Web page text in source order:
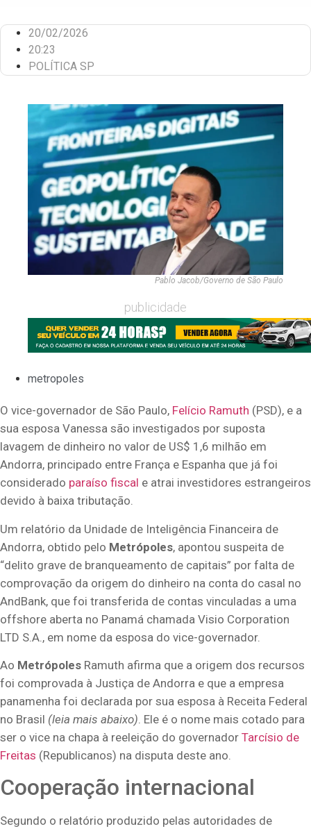
20/02/2026
20:23
POLÍTICA SP
Pablo Jacob/Governo de São Paulo
publicidade
metropoles
O vice-governador de São Paulo, Felício Ramuth (PSD), e a
sua esposa Vanessa são investigados por suposta
lavagem de dinheiro no valor de US$ 1,6 milhão em
Andorra, principado entre França e Espanha que já foi
considerado paraíso fiscal e atrai investidores estrangeiros
devido à baixa tributação.
Um relatório da Unidade de Inteligência Financeira de
Andorra, obtido pelo Metrópoles, apontou suspeita de
“delito grave de branqueamento de capitais” por falta de
comprovação da origem do dinheiro na conta do casal no
AndBank, que foi transferida de contas vinculadas a uma
offshore aberta no Panamá chamada Visio Corporation
LTD S.A. , em nome da esposa do vice-governador.
Ao Metrópoles Ramuth afirma que a origem dos recursos
foi comprovada à Justiça de Andorra e que a empresa
panamenha foi declarada por sua esposa à Receita Federal
no Brasil (leia mais abaixo) . Ele é o nome mais cotado para
ser o vice na chapa à reeleição do governador Tarcísio de
Freitas (Republicanos) na disputa deste ano.
Cooperação internacional
Segundo o relatório produzido pelas autoridades de